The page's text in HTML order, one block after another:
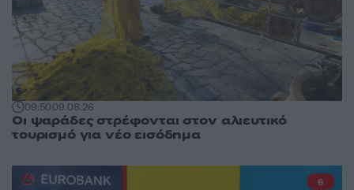
09:5009.08.26
Οι ψαράδες στρέφονται στον αλιευτικό
τουρισμό για νέο εισόδημα
6